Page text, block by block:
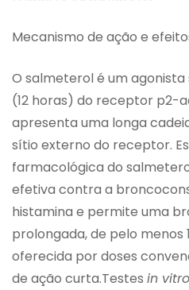
Mecanismo de ação e
O salmeterol é um
(12 horas) do receptor p2-
apresenta uma longa
sítio externo do receptor.
farmacológica do
efetiva contra a
histamina e permite uma
prolongada, de pelo menos
oferecida por doses
de ação curta.Testes in vitro